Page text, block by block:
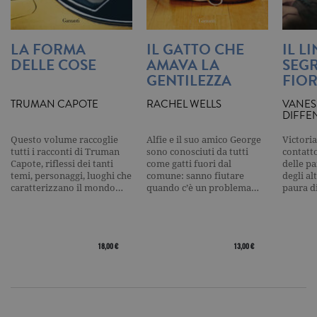
LA FORMA
DELLE COSE
TRUMAN CAPOTE
Questo volume raccoglie
tutti i racconti di Truman
Capote, riflessi dei tanti
temi, personaggi, luoghi che
caratterizzano il mondo…
18,00 €
IL GATTO CHE
AMAVA LA
GENTILEZZA
RACHEL WELLS
Alfie e il suo amico George
sono conosciuti da tutti
come gatti fuori dal
comune: sanno fiutare
quando c’è un problema…
13,00 €
IL
delle
degli
paura
cookie di
pattern
impostato
Analytics,
l'elemento
pattern sul
nome
numero
univoco
una
del cookie
che viene
utilizzato
limitare la
quantità